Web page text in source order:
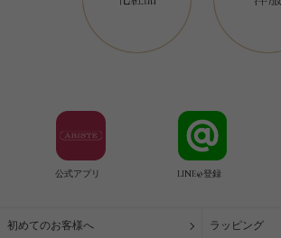
公式アプリ LINE@登録
初めてのお客様へ ラッピング